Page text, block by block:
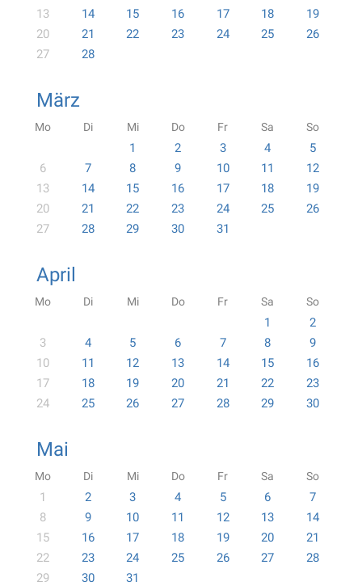
13
14 15 16 17 18
19
20
21 22 23 24 25
26
27
28
März
Mo Di Mi Do Fr Sa So
1 2 3 4
5
6
7 8 9 10 11
12
13
14 15 16 17 18
19
20
21 22 23 24 25
26
27
28 29 30 31
April
Mo Di Mi Do Fr Sa So
1
2
3
4 5 6 7 8
9
10
11 12 13 14 15
16
17
18 19 20 21 22
23
24
25 26 27 28 29 30
Mai
Mo Di Mi Do Fr Sa So
1 2 3 4 5 6
7
8
9 10 11 12 13
14
15
16 17 18 19 20
21
22
23 24 25 26 27
28
29
30 31